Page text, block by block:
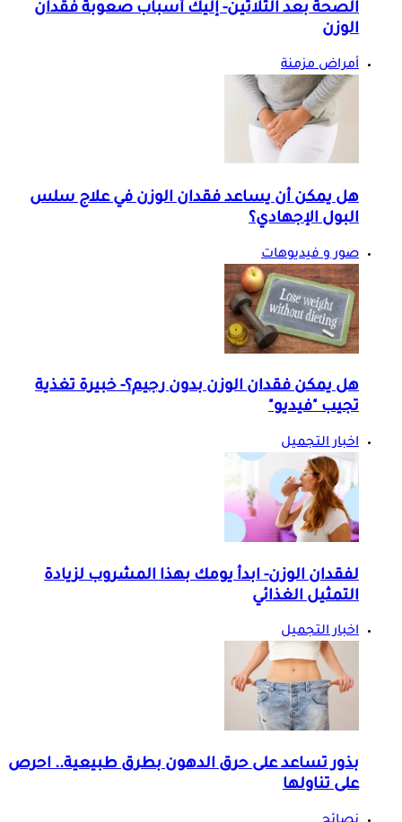
الصحة بعد الثلاثين- إليك أسباب صعوبة فقدان
الوزن
أمراض مزمنة
هل يمكن أن يساعد فقدان الوزن في علاج سلس
البول الإجهادي؟
صور و فيديوهات
هل يمكن فقدان الوزن بدون رجيم؟- خبيرة تغذية
تجيب "فيديو"
اخبار التجميل
لفقدان الوزن- ابدأ يومك بهذا المشروب لزيادة
التمثيل الغذائي
اخبار التجميل
بذور تساعد على حرق الدهون بطرق طبيعية.. احرص
على تناولها